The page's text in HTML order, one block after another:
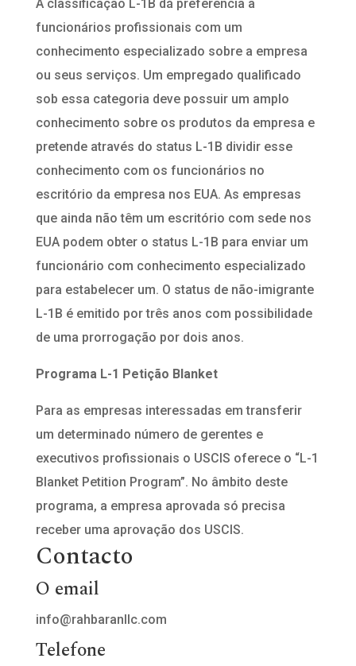
A classificação L-1B dá preferência a
funcionários profissionais com um
conhecimento especializado sobre a empresa
ou seus serviços. Um empregado qualificado
sob essa categoria deve possuir um amplo
conhecimento sobre os produtos da empresa e
pretende através do status L-1B dividir esse
conhecimento com os funcionários no
escritório da empresa nos EUA. As empresas
que ainda não têm um escritório com sede nos
EUA podem obter o status L-1B para enviar um
funcionário com conhecimento especializado
para estabelecer um. O status de não-imigrante
L-1B é emitido por três anos com possibilidade
de uma prorrogação por dois anos.
Programa L-1 Petição Blanket
Para as empresas interessadas em transferir
um determinado número de gerentes e
executivos profissionais o USCIS oferece o “L-1
Blanket Petition Program”. No âmbito deste
programa, a empresa aprovada só precisa
receber uma aprovação dos USCIS.
Contacto
O email
info@rahbaranllc.com
Telefone